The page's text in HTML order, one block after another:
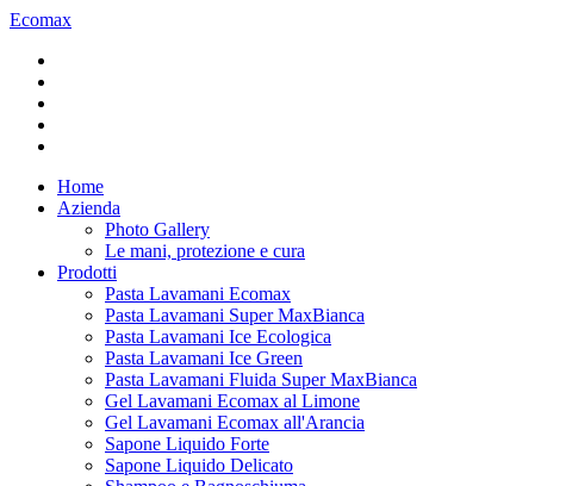
Ecomax
Home
Azienda
Photo Gallery
Le mani, protezione e cura
Prodotti
Pasta Lavamani Ecomax
Pasta Lavamani Super MaxBianca
Pasta Lavamani Ice Ecologica
Pasta Lavamani Ice Green
Pasta Lavamani Fluida Super MaxBianca
Gel Lavamani Ecomax al Limone
Gel Lavamani Ecomax all'Arancia
Sapone Liquido Forte
Sapone Liquido Delicato